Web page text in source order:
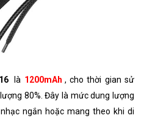
là 1200mAh , cho thời gian sử
80%. Đây là mức dung lượng
ngắn hoặc mang theo khi di